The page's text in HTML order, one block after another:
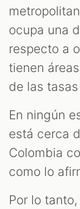
ocupa una
respecto a
tienen
de las
En ningún
está cerca
Colombia
como lo
Por lo